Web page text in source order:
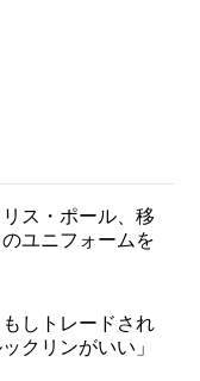
ス・ポール、移
ユニフォームを
しトレードされ
クリンがいい」